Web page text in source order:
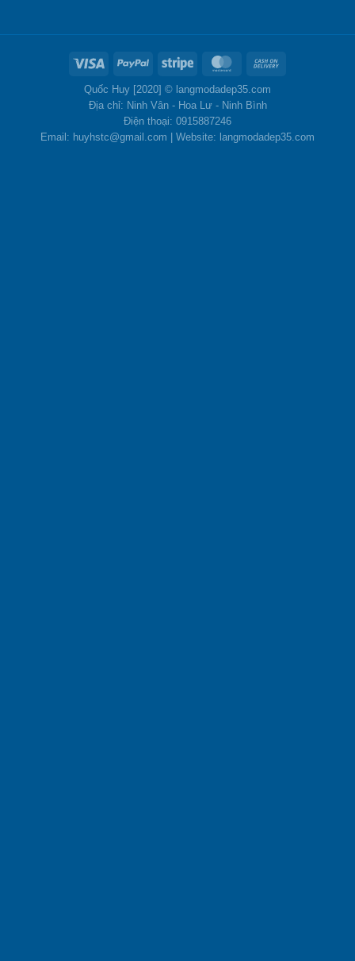
Quốc Huy [2020] © langmodadep35.com
Địa chỉ: Ninh Vân - Hoa Lư - Ninh Bình
Điện thoại: 0915887246
Email: huyhstc@gmail.com | Website: langmodadep35.com